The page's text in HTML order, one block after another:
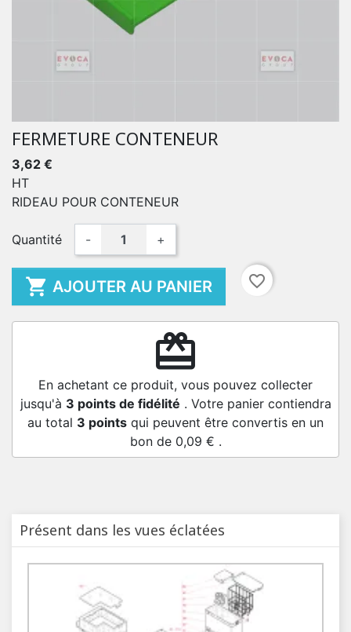
FERMETURE CONTENEUR
3,62 €
HT
RIDEAU POUR CONTENEUR
Quantité - +
 AJOUTER AU PANIER favorite_border
redeem
En achetant ce produit, vous pouvez collecter
jusqu'à 3 points de fidélité . Votre panier contiendra
au total 3 points qui peuvent être convertis en un
bon de 0,09 € .
Présent dans les vues éclatées